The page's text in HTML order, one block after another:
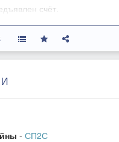
счёт.
нём нет спасенья
ты – одна.
моя вина?
взахлёб,
- СП2С